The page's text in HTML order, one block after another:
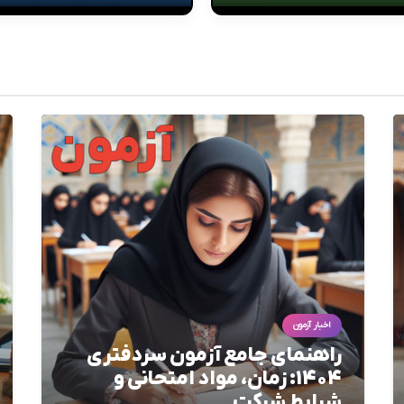
اخبار آزمون
راهنمای جامع آزمون سردفتری
1404: زمان، مواد امتحانی و